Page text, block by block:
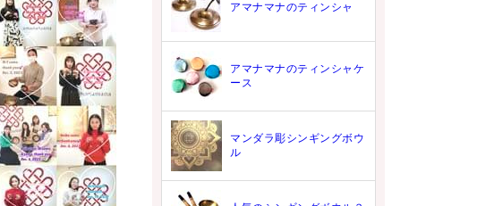
アマナマナのティンシャ
アマナマナのティンシャケ
ース
マンダラ彫シンギングボウ
ル